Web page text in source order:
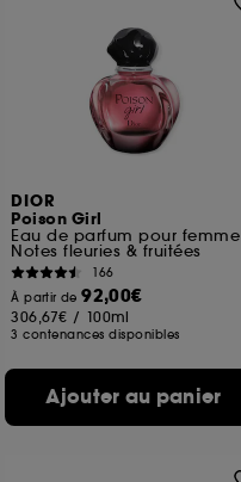
DIOR
Poison Girl
Eau de parfum pour femme
Notes fleuries & fruitées
166
À partir de92,00€
306,67€ / 100ml
3 contenances disponibles
Ajouter au panier